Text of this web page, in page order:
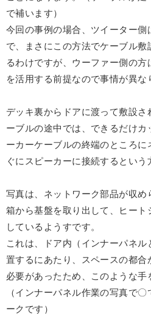
で補います）
今回の事例の場合、ツイーター
で、まさにこの方法でケーブル
るわけですが、ウーファー側の
を活用する前提なので事情が異な
デッキ裏からドアに渡って敷設
ーブルの途中では、できるだけ
ーカーケーブルの終端のところ
ぐにスピーカーに接続するという
写真は、ネットワーク部品が収
箱から基盤を取り出して、ヒー
しているようすです。
これは、ドア内（インナーパネ
置するにあたり、スペースの都
必要があったため、このような手
（インナーパネル作業の写真で
ークです）